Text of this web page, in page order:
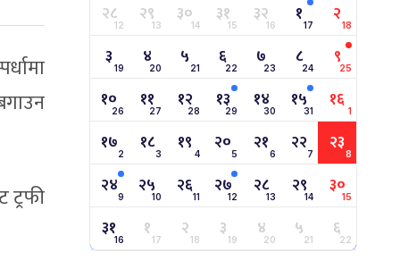
ट्रफी
२८12 २९13 ३०14 ३१15 ३२16 १17 २18
३ 19 ४20 ५ 21 ६22 ७23 ८24 ९25
१०26 ११27 १२28 १३29 १४30 १५31 १६ 1
१७2 १८3 १९ 4 २०5 २१6 २२7 २३8
२४9 २५10 २६11 २७12 २८13 २९14 ३०15
३१16 १17 २18 ३19 ४20 ५21 ६22